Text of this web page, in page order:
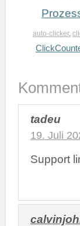
auto-clicker,
tadeu
19. Juli
Support